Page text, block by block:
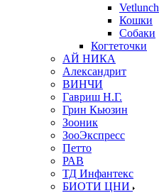
Vetlunch
Кошки
Собаки
Когтеточки
АЙ НИКА
Александрит
ВИНЧИ
Гавриш Н.Г.
Грин Кьюзин
Зооник
ЗооЭкспресс
Петто
РАВ
ТД Инфантекс
БИОТИ ЦНИ